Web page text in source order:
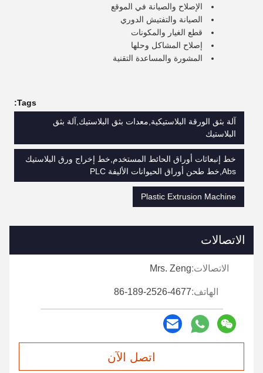
الإصلاح والصيانة في الموقع
الصيانة والتفتيش الدوري
قطع الغيار والمكونات
إصلاح المشاكل وحلها
المشورة والمساعدة التقنية
Tags:
آلة بثق الورقة البلاستيكية,معدات بثق البلاستيك,آلة بثق
البلاستيك
خط إنبعاثات أوراق الحائط المستخدم,خط إخراج ورق البلاستيك
Abs,خط طحن أوراق الحيوانات الأليفة PLC
Plastic Extrusion Machine
الاتصالات
الاتصالات:Mrs. Zeng
الهاتف:86-189-2526-4677
اتصل الآن